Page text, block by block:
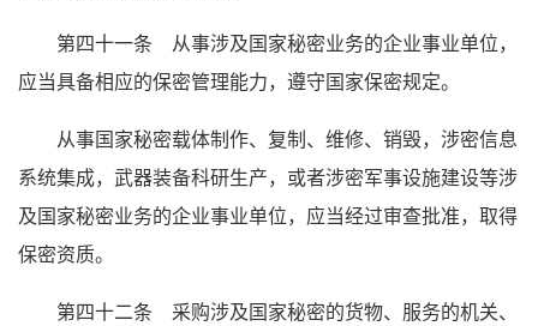
第四十一条 从事涉及国家秘密业务的企业事业单位，
应当具备相应的保密管理能力，遵守国家保密规定。
从事国家秘密载体制作、复制、维修、销毁，涉密信息
系统集成，武器装备科研生产，或者涉密军事设施建设等涉
及国家秘密业务的企业事业单位，应当经过审查批准，取得
保密资质。
第四十二条 采购涉及国家秘密的货物、服务的机关、